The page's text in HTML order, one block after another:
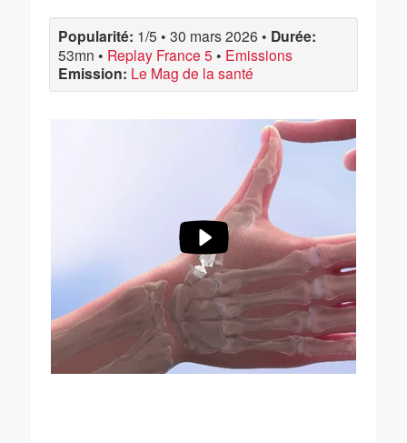
Popularité: 1/5 • 30 mars 2026 • Durée:
53mn • Replay France 5 • Emissions
Emission: Le Mag de la santé